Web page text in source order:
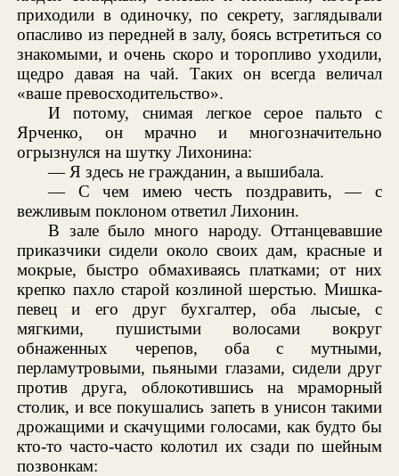
приходили в одиночку, по секрету, заглядывали
опасливо из передней в залу, боясь встретиться со
знакомыми, и очень скоро и торопливо уходили,
щедро давая на чай. Таких он всегда величал
«ваше превосходительство».
И потому, снимая легкое серое пальто с
Ярченко, он мрачно и многозначительно
огрызнулся на шутку Лихонина:
— Я здесь не гражданин, а вышибала.
— С чем имею честь поздравить, — с
вежливым поклоном ответил Лихонин.
В зале было много народу. Оттанцевавшие
приказчики сидели около своих дам, красные и
мокрые, быстро обмахиваясь платками; от них
крепко пахло старой козлиной шерстью. Мишка-
певец и его друг бухгалтер, оба лысые, с
мягкими, пушистыми волосами вокруг
обнаженных черепов, оба с мутными,
перламутровыми, пьяными глазами, сидели друг
против друга, облокотившись на мраморный
столик, и все покушались запеть в унисон такими
дрожащими и скачущими голосами, как будто бы
кто-то часто-часто колотил их сзади по шейным
позвонкам: